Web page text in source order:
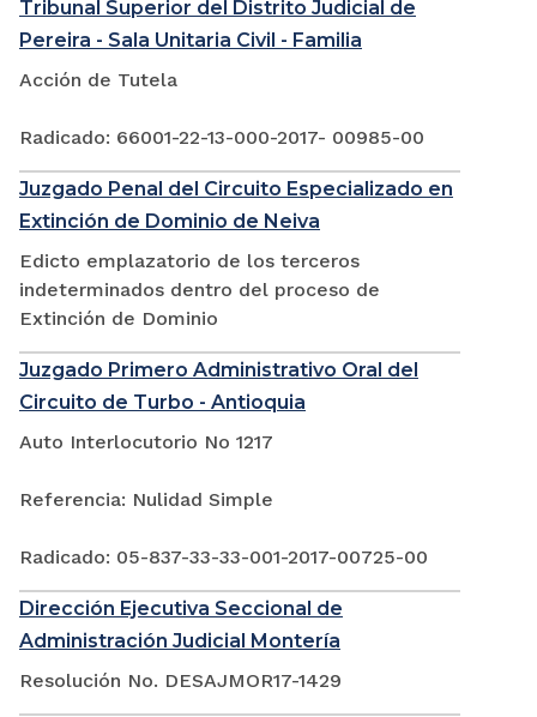
Tribunal Superior del Distrito Judicial de
Pereira - Sala Unitaria Civil - Familia
Acción de Tutela
Radicado: 66001-22-13-000-2017- 00985-00
Juzgado Penal del Circuito Especializado en
Extinción de Dominio de Neiva
Edicto emplazatorio de los terceros
indeterminados dentro del proceso de
Extinción de Dominio
Juzgado Primero Administrativo Oral del
Circuito de Turbo - Antioquia
Auto Interlocutorio No 1217
Referencia: Nulidad Simple
Radicado: 05-837-33-33-001-2017-00725-00
Dirección Ejecutiva Seccional de
Administración Judicial Montería
Resolución No. DESAJMOR17-1429